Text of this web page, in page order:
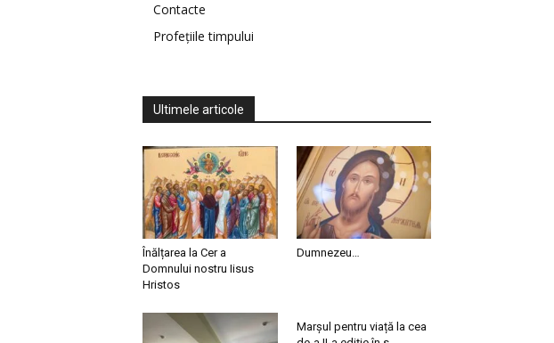
Contacte
Profețiile timpului
Ultimele articole
Înălțarea la Cer a
Domnului nostru Iisus
Hristos
Dumnezeu…
Marșul pentru viață la cea